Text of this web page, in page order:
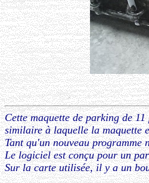
Cette maquette de parking de
similaire à laquelle la maquette
Tant qu'un nouveau programme
Le logiciel est conçu pour un
Sur la carte utilisée, il y a un